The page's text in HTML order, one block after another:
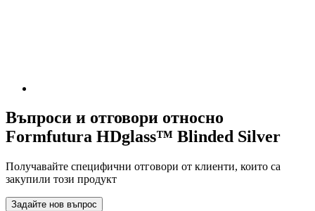
Въпроси и отговори относно
Formfutura HDglass™ Blinded Silver
Получавайте специфични отговори от клиенти, които са
закупили този продукт
Задайте нов въпрос